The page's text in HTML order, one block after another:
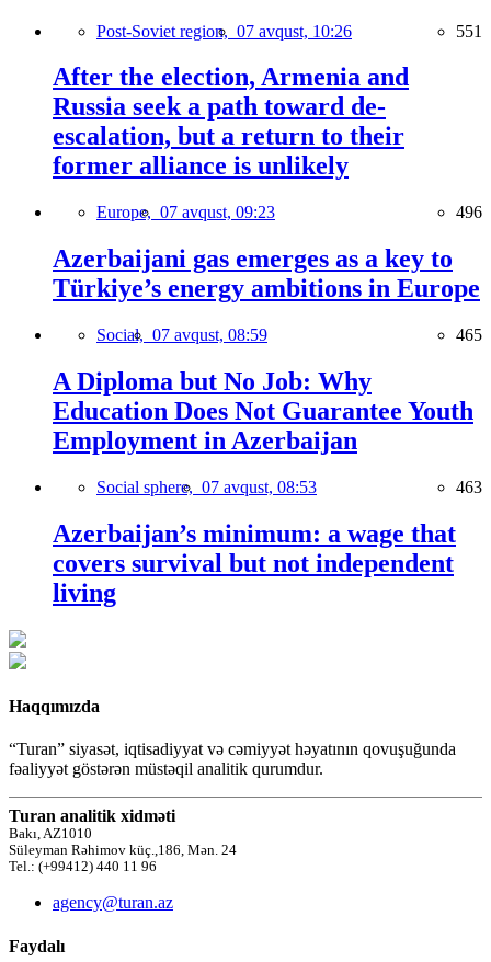
Post-Soviet region, 07 avqust, 10:26 551
After the election, Armenia and
Russia seek a path toward de-
escalation, but a return to their
former alliance is unlikely
Europe, 07 avqust, 09:23 496
Azerbaijani gas emerges as a key to
Türkiye’s energy ambitions in Europe
Social, 07 avqust, 08:59 465
A Diploma but No Job: Why
Education Does Not Guarantee Youth
Employment in Azerbaijan
Social sphere, 07 avqust, 08:53 463
Azerbaijan’s minimum: a wage that
covers survival but not independent
living
Haqqımızda
“Turan” siyasət, iqtisadiyyat və cəmiyyət həyatının qovuşuğunda
fəaliyyət göstərən müstəqil analitik qurumdur.
Turan analitik xidməti
Bakı, AZ1010
Süleyman Rəhimov küç.,186, Mən. 24
Tel.: (+99412) 440 11 96
agency@turan.az
Faydalı